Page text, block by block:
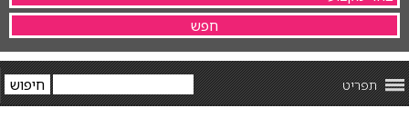
תפריט